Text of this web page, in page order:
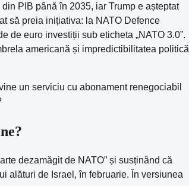
PIB până în 2035, iar Trump e așteptat
să preia inițiativa: la NATO Defence
de euro investiții sub eticheta „NATO 3.0”.
americană și impredictibilitatea politică
un serviciu cu abonament renegociabil
dezamăgit de NATO” și susținând că
alături de Israel, în februarie. În versiunea